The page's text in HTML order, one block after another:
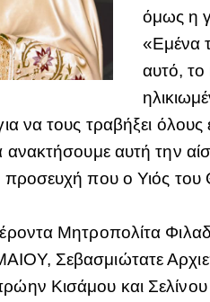
όμως η
«Εμένα
αυτό,
να τους τραβήξει
ανακτήσουμε αυτή την
που ο Υιός του
Μητροπολίτα
Σεβασμιώτατε
Κισάμου και